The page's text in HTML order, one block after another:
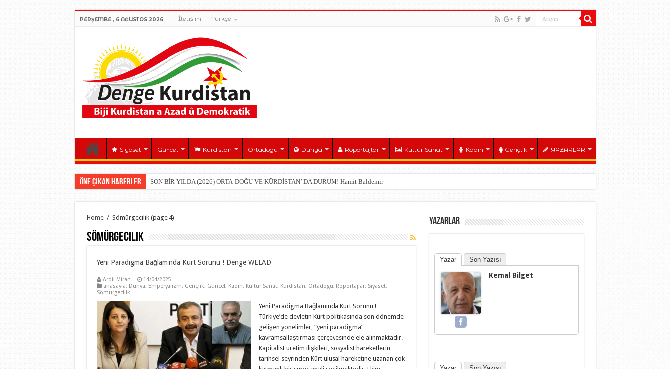
PERŞEMBE , 6 AĞUSTOS 2026 İletişim Türkçe
Siyaset Güncel Kürdistan Ortadogu Dünya Röportajlar Kültür Sanat Kadın Gençlik YAZARLAR
Öne çıkan Haberler SON BİR YILDA (2026) ORTA-DOĞU VE KÜRDİSTAN’ DA DURUM! Hamit Baldemir
Home / Sömürgecilik(page 4)
Sömürgecilik
Yeni Paradigma Bağlamında Kürt Sorunu ! Denge WELAD
Ardil Miran
14/04/2025
anasayfa, Dünya, Emperyalizm, Gençlik, Güncel, Kadın, Kültür Sanat, Kürdistan, Ortadogu, Röportajlar, Siyaset,
Sömürgecilik
Yeni Paradigma Bağlamında Kürt Sorunu !
Türkiye’de devletin Kürt politikasında son dönemde
gelişen yönelimler, “yeni paradigma”
kavramsallaştırması çerçevesinde ele alınmaktadır.
Kapitalist üretim ilişkileri, sosyalist hareketlerin
tarihsel seyrinden Kürt ulusal hareketine uzanan çok
YAZARLAR
Yazar Son Yazısı
Kemal Bilget